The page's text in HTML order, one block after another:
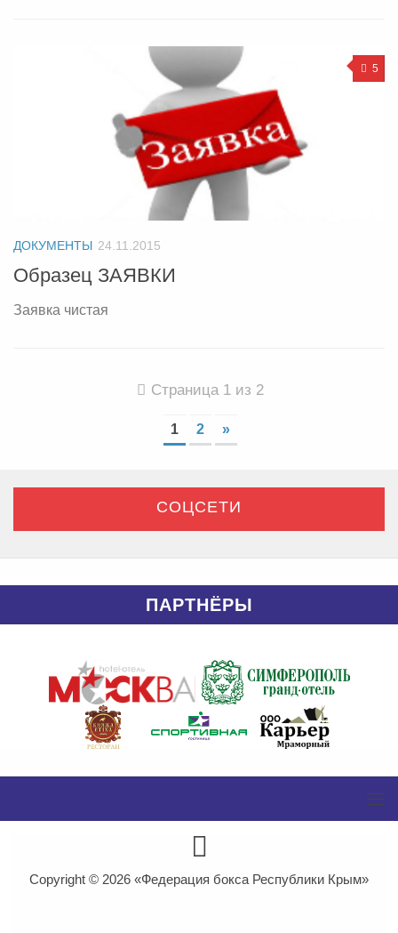
5
ДОКУМЕНТЫ 24.11.2015
Образец ЗАЯВКИ
Заявка чистая
Страница 1 из 2
1 2 »
СОЦСЕТИ
ПАРТНЁРЫ
Copyright © 2026 «Федерация бокса Республики Крым»